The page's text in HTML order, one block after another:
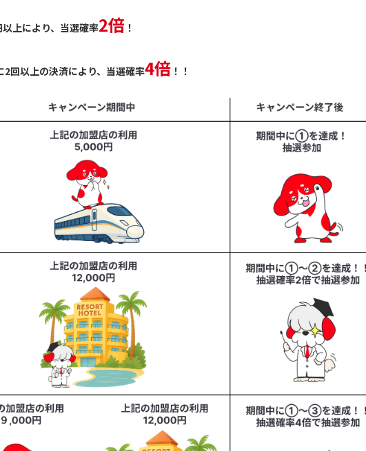
上により、当選確率2倍！
回以上の決済により、当選確率4倍！！